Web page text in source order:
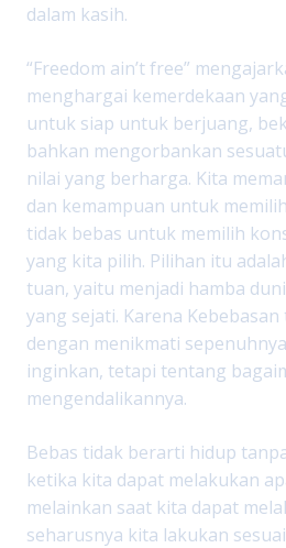
dalam kasih.
“Freedom ain’t free”
menghargai kemerdekaan
untuk siap untuk berjuang,
bahkan mengorbankan
nilai yang berharga. Kita
dan kemampuan untuk
tidak bebas untuk memilih
yang kita pilih. Pilihan itu
tuan, yaitu menjadi hamba
yang sejati. Karena
dengan menikmati
inginkan, tetapi tentang
mengendalikannya.
Bebas tidak berarti hidup
ketika kita dapat melakukan
melainkan saat kita dapat
seharusnya kita lakukan